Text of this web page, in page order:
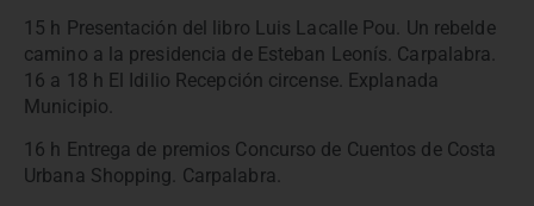
15 h Presentación del libro Luis Lacalle Pou. Un rebelde
camino a la presidencia de Esteban Leonís. Carpalabra.
16 a 18 h El Idilio Recepción circense. Explanada
Municipio.
16 h Entrega de premios Concurso de Cuentos de Costa
Urbana Shopping. Carpalabra.